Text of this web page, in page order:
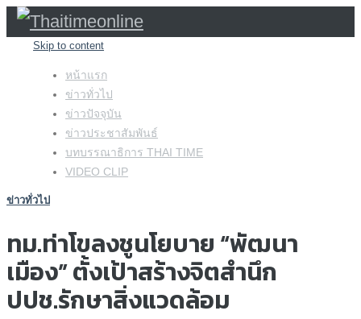
Skip to content
หน้าแรก
ข่าวทั่วไป
ข่าวปัจจุบัน
ข่าวประชาสัมพันธ์
บทบรรณาธิการ THAI TIME
VIDEO CLIP
ข่าวทั่วไป
ทม.ท่าโขลงชูนโยบาย “พัฒนา
เมือง” ตั้งเป้าสร้างจิตสำนึก
ปปช.รักษาสิ่งแวดล้อม